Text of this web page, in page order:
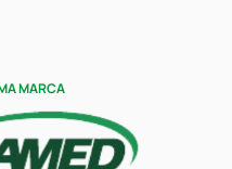
MARCA